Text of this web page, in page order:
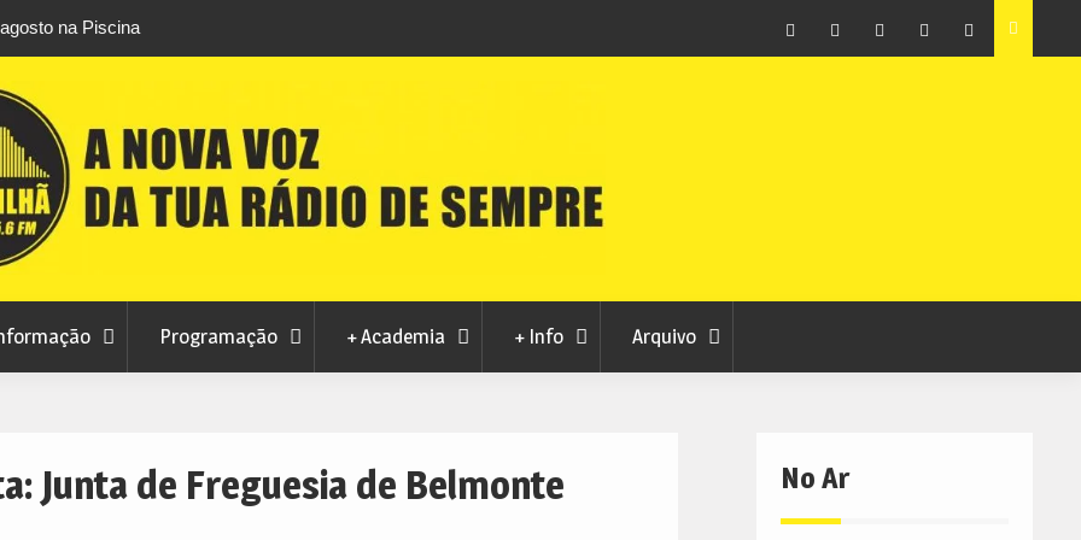
de droga com
fluvial este fim de semana
Município de Belmonte alerta para tentativa de fraude
em nome da autarquia
Programação + Academia + Info Arquivo
Junta de Freguesia de Belmonte No Ar